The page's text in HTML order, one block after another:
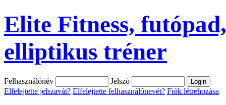
Elite Fitness,
elliptikus tréner
Felhasználónév
Jelszó
Elfelejtette jelszavát? Elfelejtette felhasználónevét? Fiók létrehozása